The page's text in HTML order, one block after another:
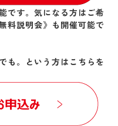
です。気になる方はご希
料説明会》も開催可能で
も。という方はこちらを